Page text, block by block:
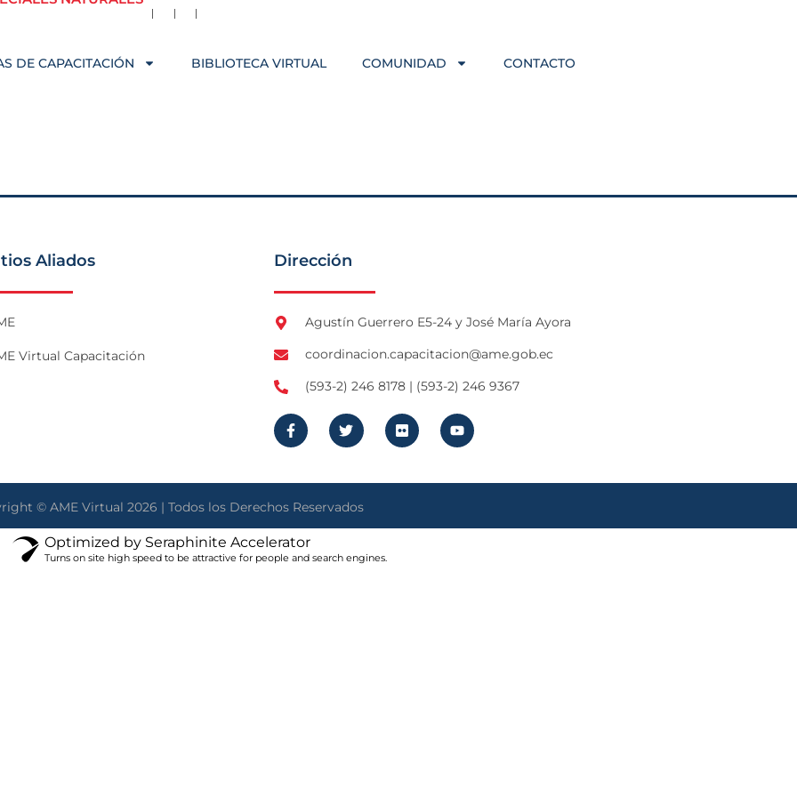
DE CAPACITACIÓN BIBLIOTECA VIRTUAL COMUNIDAD CONTACTO
Aliados
Virtual Capacitación
Dirección
Agustín Guerrero E5-24 y José María Ayora
coordinacion.capacitacion@ame.gob.ec
(593-2) 246 8178 | (593-2) 246 9367
© AME Virtual 2026 | Todos los Derechos Reservados
Optimized by Seraphinite Accelerator
Turns on site high speed to be attractive for people and search engines.